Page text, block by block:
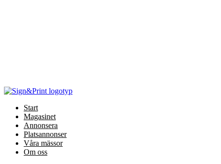
Start
Magasinet
Annonsera
Platsannonser
Våra mässor
Om oss